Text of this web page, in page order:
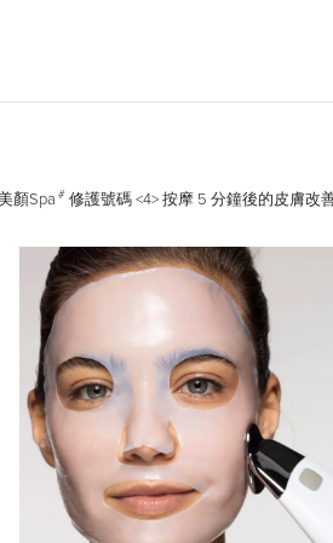
顏Spa # 修護號碼 <4> 按摩 5 分鐘後的皮膚改